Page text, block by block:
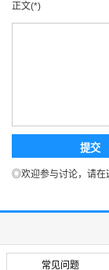
正文(*)
◎欢迎参与讨论，请在
常见问题